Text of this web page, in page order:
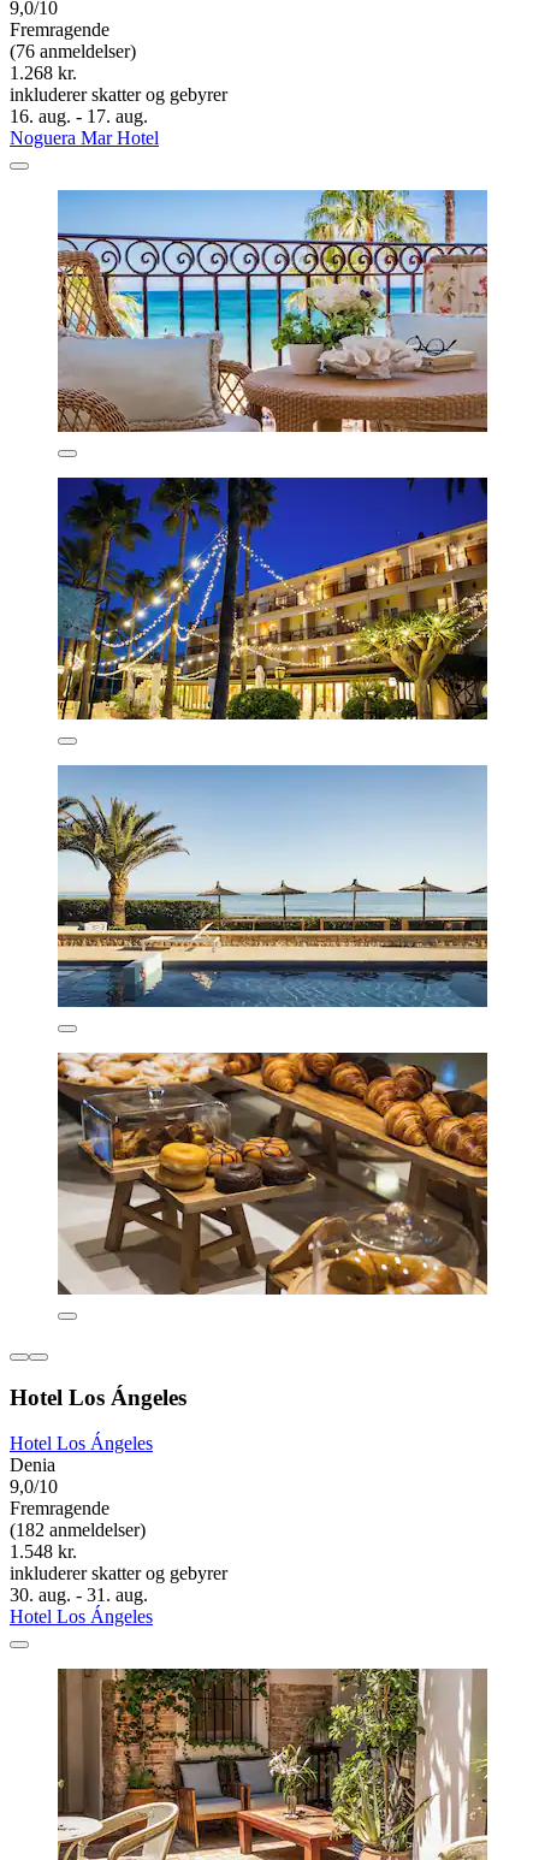
9,0/10
Fremragende
(76 anmeldelser)
1.268 kr.
inkluderer skatter og gebyrer
16. aug. - 17. aug.
Noguera Mar Hotel
Hotel Los Ángeles
Hotel Los Ángeles
Denia
9,0/10
Fremragende
(182 anmeldelser)
1.548 kr.
inkluderer skatter og gebyrer
30. aug. - 31. aug.
Hotel Los Ángeles